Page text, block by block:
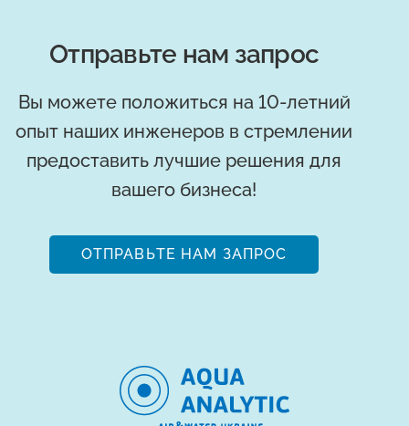
Отправьте нам запрос
Вы можете положиться на 10-летний
опыт наших инженеров в стремлении
предоставить лучшие решения для
вашего бизнеса!
ОТПРАВЬТЕ НАМ ЗАПРОС